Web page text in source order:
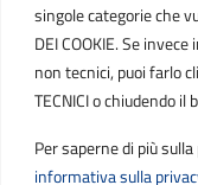
singole categorie che
DEI COOKIE. Se
non tecnici, puoi farlo
TECNICI o chiudendo il
Per saperne di più
informativa sulla
PEC